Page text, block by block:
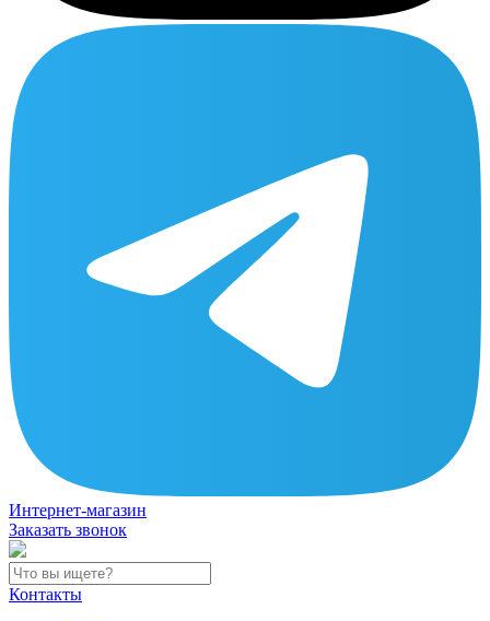
Интернет-магазин
Заказать звонок
Контакты